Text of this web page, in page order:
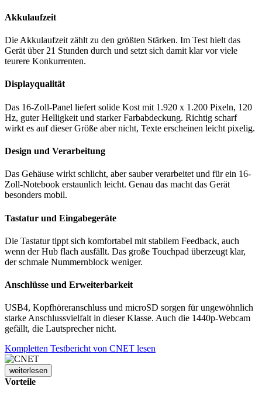
Akkulaufzeit
Die Akkulaufzeit zählt zu den größten Stärken. Im Test hielt das
Gerät über 21 Stunden durch und setzt sich damit klar vor viele
teurere Konkurrenten.
Displayqualität
Das 16-Zoll-Panel liefert solide Kost mit 1.920 x 1.200 Pixeln, 120
Hz, guter Helligkeit und starker Farbabdeckung. Richtig scharf
wirkt es auf dieser Größe aber nicht, Texte erscheinen leicht pixelig.
Design und Verarbeitung
Das Gehäuse wirkt schlicht, aber sauber verarbeitet und für ein 16-
Zoll-Notebook erstaunlich leicht. Genau das macht das Gerät
besonders mobil.
Tastatur und Eingabegeräte
Die Tastatur tippt sich komfortabel mit stabilem Feedback, auch
wenn der Hub flach ausfällt. Das große Touchpad überzeugt klar,
der schmale Nummernblock weniger.
Anschlüsse und Erweiterbarkeit
USB4, Kopfhöreranschluss und microSD sorgen für ungewöhnlich
starke Anschlussvielfalt in dieser Klasse. Auch die 1440p-Webcam
gefällt, die Lautsprecher nicht.
Kompletten Testbericht von CNET lesen
weiterlesen
Vorteile